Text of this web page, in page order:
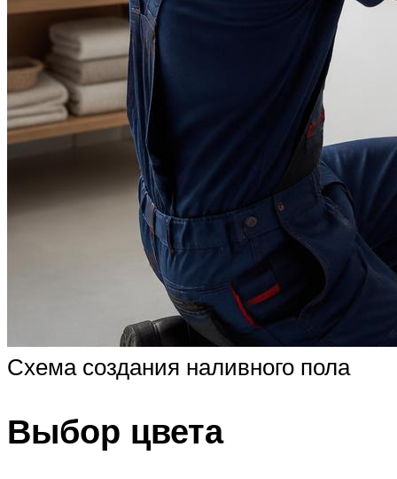
Схема создания наливного пола
Выбор цвета